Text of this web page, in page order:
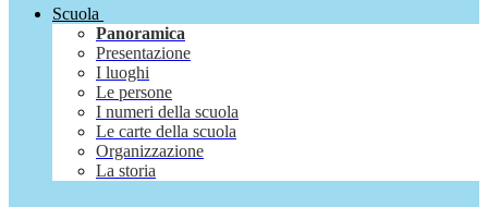
Scuola
Panoramica
Presentazione
I luoghi
Le persone
I numeri della scuola
Le carte della scuola
Organizzazione
La storia